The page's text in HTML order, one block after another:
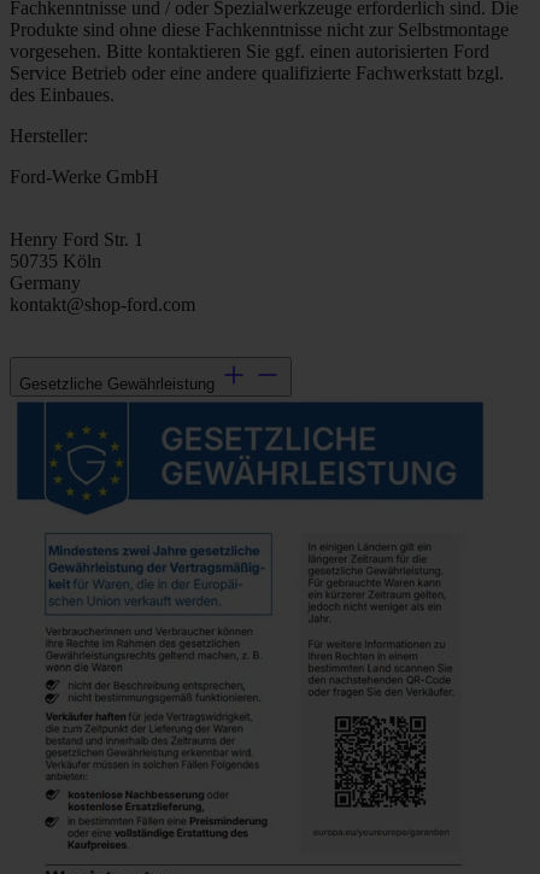
Fachkenntnisse und / oder Spezialwerkzeuge erforderlich sind. Die
Produkte sind ohne diese Fachkenntnisse nicht zur Selbstmontage
vorgesehen. Bitte kontaktieren Sie ggf. einen autorisierten Ford
Service Betrieb oder eine andere qualifizierte Fachwerkstatt bzgl.
des Einbaues.
Hersteller:
Ford-Werke GmbH
Henry Ford Str. 1
50735 Köln
Germany
kontakt@shop-ford.com
Gesetzliche Gewährleistung